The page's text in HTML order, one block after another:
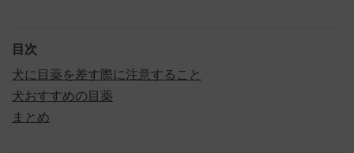
目次
犬に目薬を差す際に注意すること
犬おすすめの目薬
まとめ